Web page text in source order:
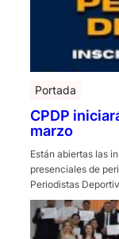
Portada
CPDP
marzo
Están abiertas las
presenciales de
Periodistas